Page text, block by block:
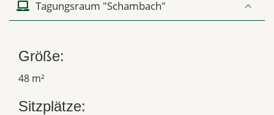
Tagungsraum "Schambach"
Größe:
48 m²
Sitzplätze: